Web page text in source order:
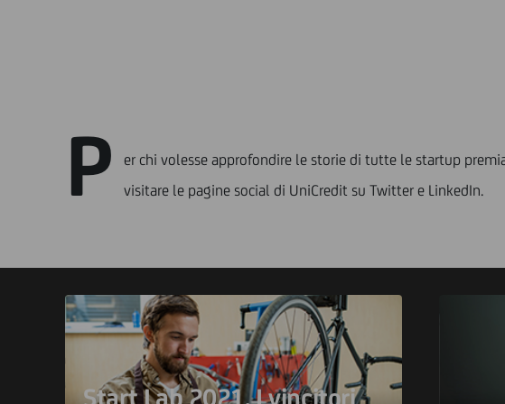
P
er chi volesse approfondire le storie di tutte le startup
visitare le pagine social di UniCredit su Twitter e LinkedIn.
Start Lab 2021. I vincitori